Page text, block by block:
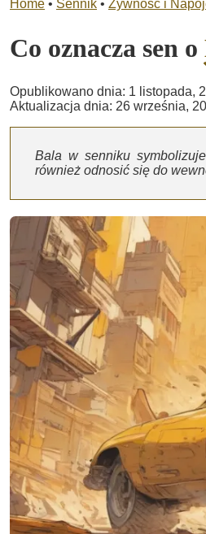
Home • Sennik • Żywność i
Co oznacza sen o
Opublikowano dnia: 1 listopada,
Aktualizacja dnia: 26 września,
Bala w senniku
również odnosić się do